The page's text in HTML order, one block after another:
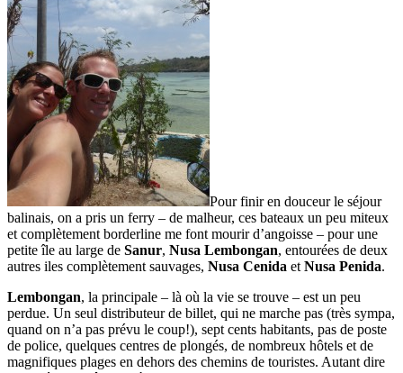
Pour finir en douceur le séjour
balinais, on a pris un ferry – de malheur, ces bateaux un peu miteux
et complètement borderline me font mourir d’angoisse – pour une
petite île au large de Sanur, Nusa Lembongan, entourées de deux
autres iles complètement sauvages, Nusa Cenida etNusa Penida.
Lembongan, la principale – là où la vie se trouve – est un peu
perdue. Un seul distributeur de billet, qui ne marche pas (très sympa,
quand on n’a pas prévu le coup!), sept cents habitants, pas de poste
de police, quelques centres de plongés, de nombreux hôtels et de
magnifiques plages en dehors des chemins de touristes. Autant dire